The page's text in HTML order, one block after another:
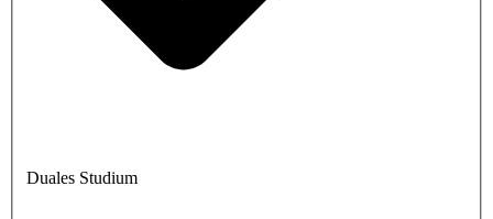
Duales Studium